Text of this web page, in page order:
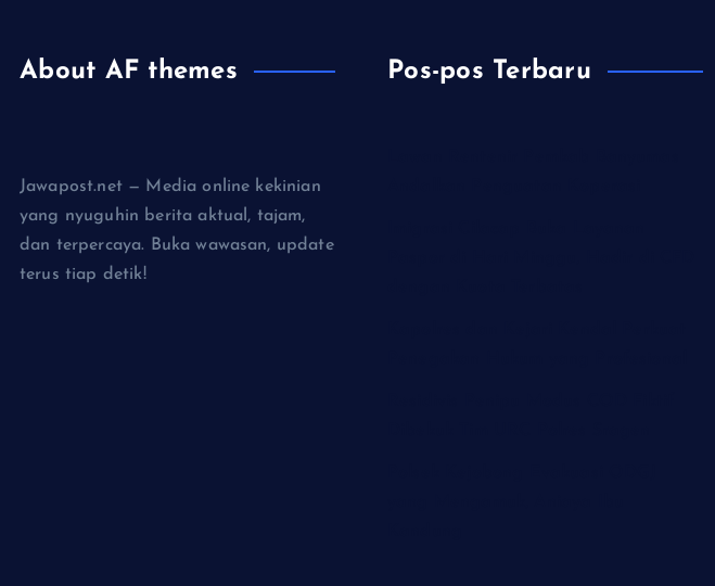
About AF themes
Jawapost.net — Media online kekinian
yang nyuguhin berita aktual, tajam,
dan terpercaya. Buka wawasan, update
terus tiap detik!
Pos-pos Terbaru